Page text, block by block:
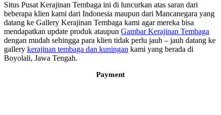
Situs Pusat Kerajinan Tembaga ini di luncurkan atas saran dari
beberapa klien kami dari Indonesia maupun dari Mancanegara yang
datang ke Gallery Kerajinan Tembaga kami agar mereka bisa
mendapatkan update produk ataupun Gambar Kerajinan Tembaga
dengan mudah sehingga para klien tidak perlu jauh – jauh datang ke
gallery kerajinan tembaga dan kuningan kami yang berada di
Boyolali, Jawa Tengah.
Payment